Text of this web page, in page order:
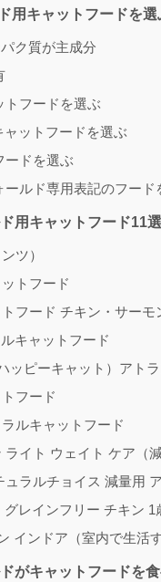
用キャットフードを選
ク質が主成分
トフードを選ぶ
ットフードを選ぶ
ードを選ぶ
ルド専用表記のフード
用キャットフード11選
ツ）
トフード
フード チキン・サーモ
キャットフード
ッピーキャット）アト
フード
ルキャットフード
イト ウェイト ケア（
ラルチョイス 減量用
レインフリー チキン 1
インドア（室内で生活
がキャットフードを